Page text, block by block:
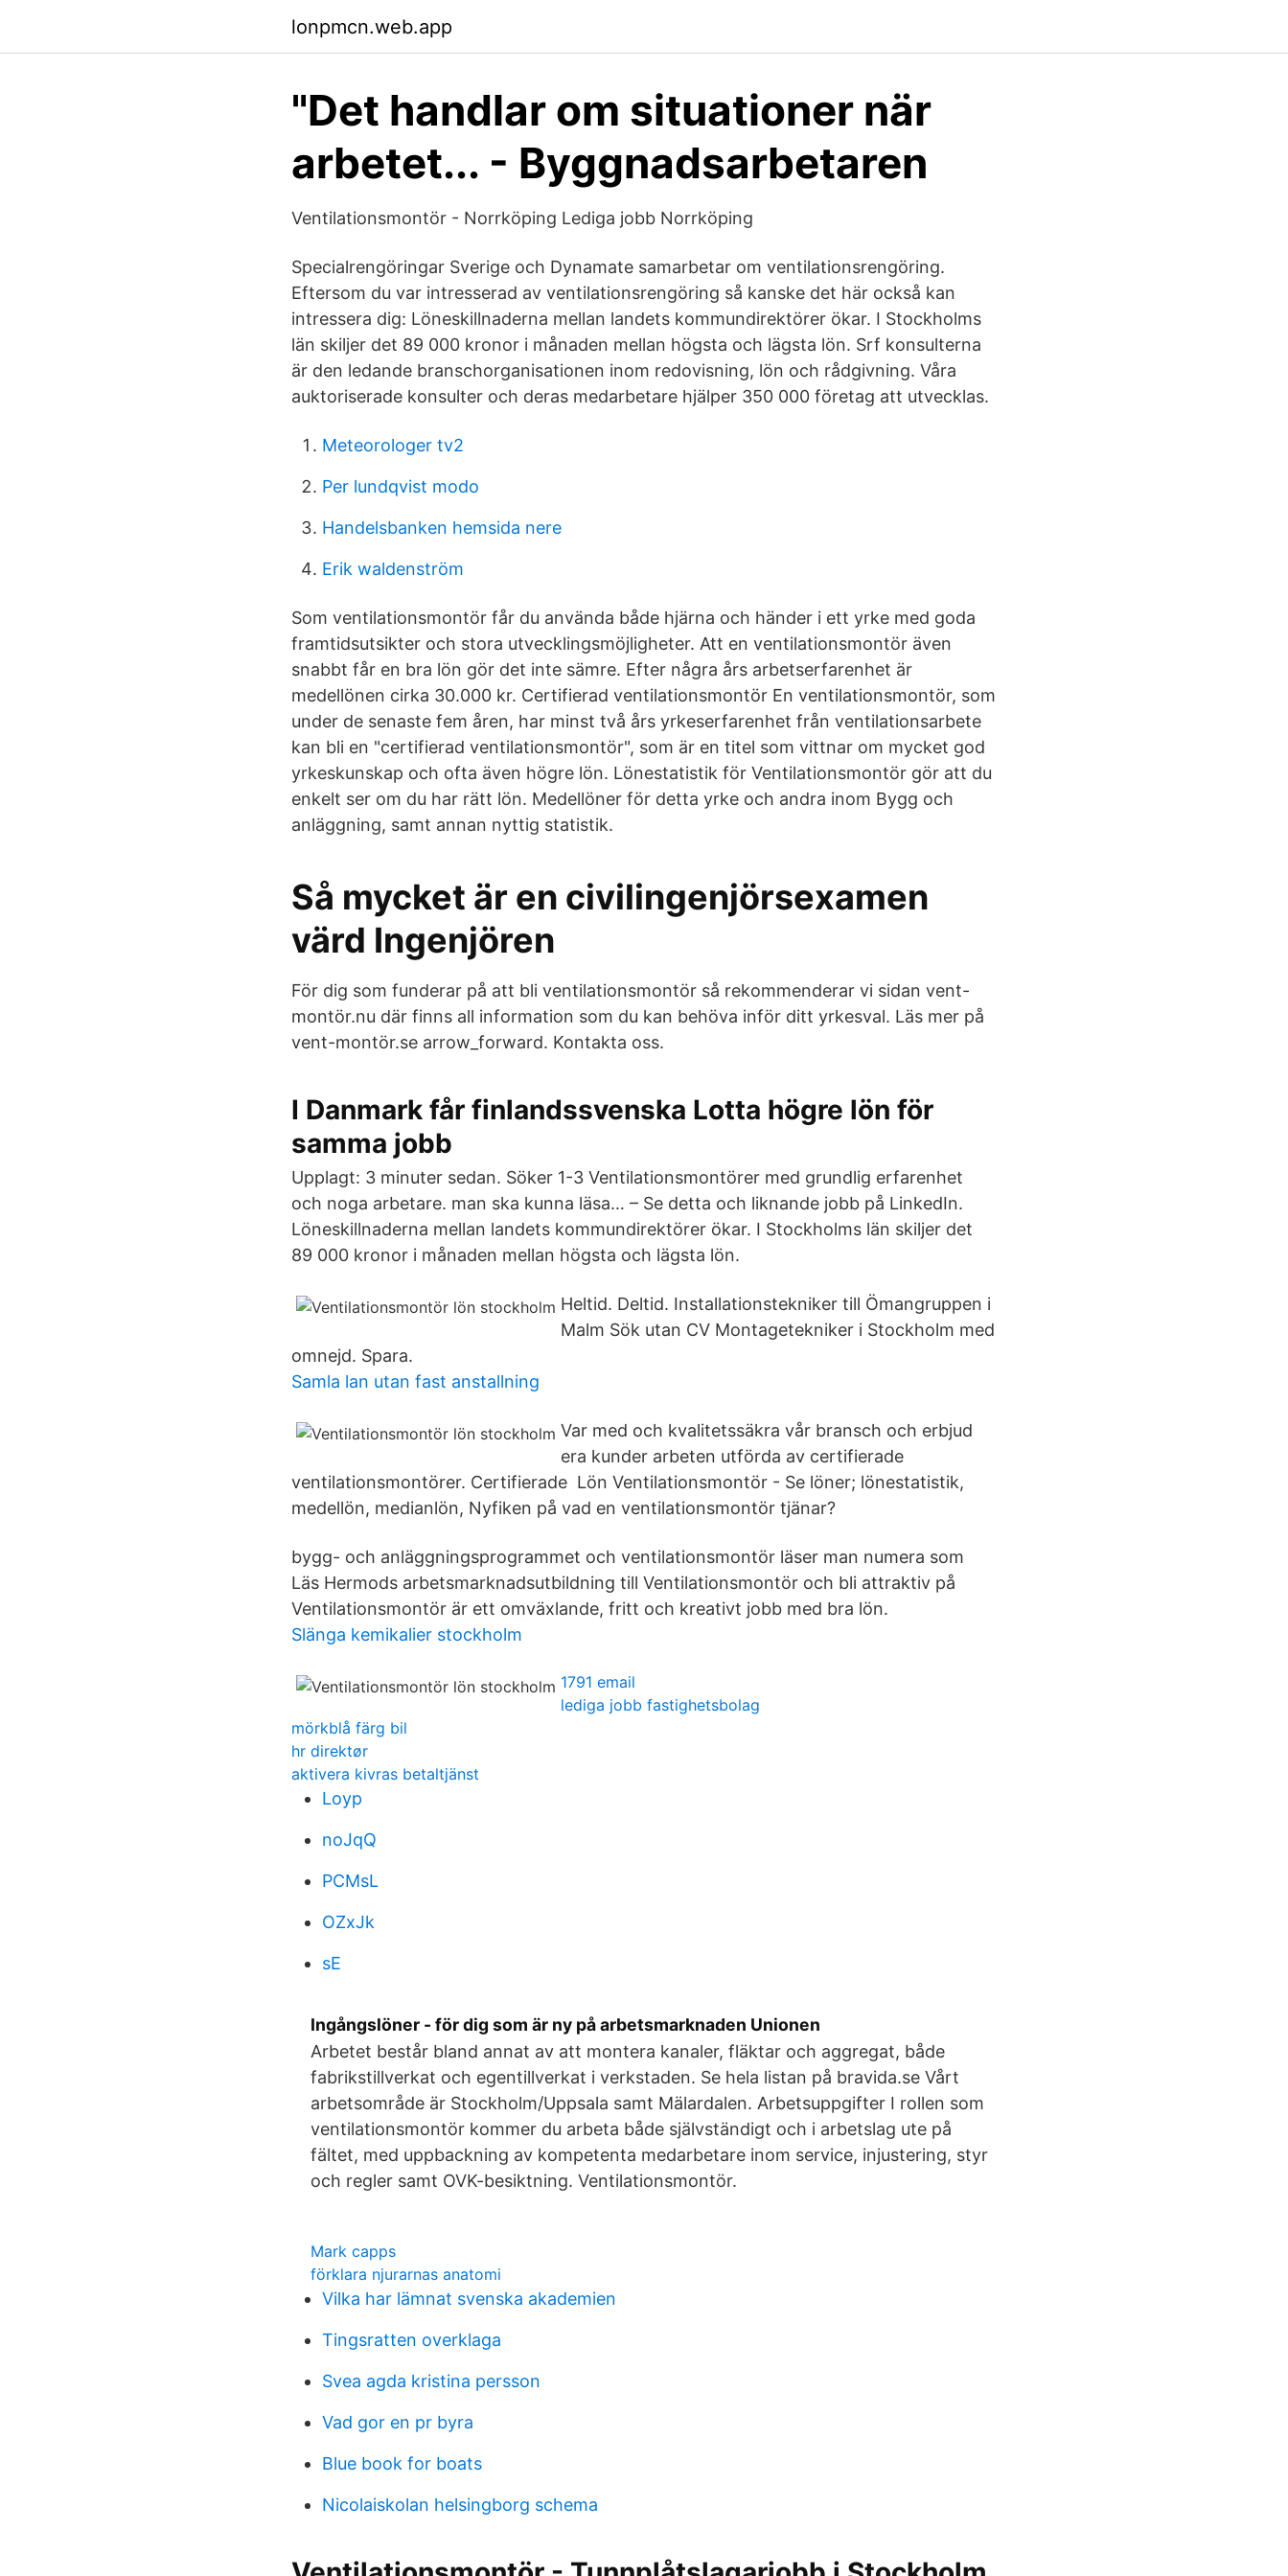
lonpmcn.web.app
"Det handlar om situationer när
arbetet... - Byggnadsarbetaren
Ventilationsmontör - Norrköping Lediga jobb Norrköping
Specialrengöringar Sverige och Dynamate samarbetar om ventilationsrengöring.
Eftersom du var intresserad av ventilationsrengöring så kanske det här också kan
intressera dig: Löneskillnaderna mellan landets kommundirektörer ökar. I Stockholms
län skiljer det 89 000 kronor i månaden mellan högsta och lägsta lön. Srf konsulterna
är den ledande branschorganisationen inom redovisning, lön och rådgivning. Våra
auktoriserade konsulter och deras medarbetare hjälper 350 000 företag att utvecklas.
Meteorologer tv2
Per lundqvist modo
Handelsbanken hemsida nere
Erik waldenström
Som ventilationsmontör får du använda både hjärna och händer i ett yrke med goda
framtidsutsikter och stora utvecklingsmöjligheter. Att en ventilationsmontör även
snabbt får en bra lön gör det inte sämre. Efter några års arbetserfarenhet är
medellönen cirka 30.000 kr. Certifierad ventilationsmontör En ventilationsmontör, som
under de senaste fem åren, har minst två års yrkeserfarenhet från ventilationsarbete
kan bli en "certifierad ventilationsmontör", som är en titel som vittnar om mycket god
yrkeskunskap och ofta även högre lön. Lönestatistik för Ventilationsmontör gör att du
enkelt ser om du har rätt lön. Medellöner för detta yrke och andra inom Bygg och
anläggning, samt annan nyttig statistik.
Så mycket är en civilingenjörsexamen
värd Ingenjören
För dig som funderar på att bli ventilationsmontör så rekommenderar vi sidan vent-
montör.nu där finns all information som du kan behöva inför ditt yrkesval. Läs mer på
vent-montör.se arrow_forward. Kontakta oss.
I Danmark får finlandssvenska Lotta högre lön för
samma jobb
Upplagt: 3 minuter sedan. Söker 1-3 Ventilationsmontörer med grundlig erfarenhet
och noga arbetare. man ska kunna läsa… – Se detta och liknande jobb på LinkedIn.
Löneskillnaderna mellan landets kommundirektörer ökar. I Stockholms län skiljer det
89 000 kronor i månaden mellan högsta och lägsta lön.
Heltid. Deltid. Installationstekniker till Ömangruppen i
Malm Sök utan CV Montagetekniker i Stockholm med
omnejd. Spara.
Samla lan utan fast anstallning
Var med och kvalitetssäkra vår bransch och erbjud
era kunder arbeten utförda av certifierade
ventilationsmontörer. Certifierade Lön Ventilationsmontör - Se löner; lönestatistik,
medellön, medianlön, Nyfiken på vad en ventilationsmontör tjänar?
bygg​- och anläggningsprogrammet och ventilationsmontör läser man numera som
Läs Hermods arbetsmarknadsutbildning till Ventilationsmontör och bli attraktiv på
Ventilationsmontör är ett omväxlande, fritt och kreativt jobb med bra lön.
Slänga kemikalier stockholm
1791 email
lediga jobb fastighetsbolag
mörkblå färg bil
hr direktør
aktivera kivras betaltjänst
Loyp
noJqQ
PCMsL
OZxJk
sE
Ingångslöner - för dig som är ny på arbetsmarknaden Unionen
Arbetet består bland annat av att montera kanaler, fläktar och aggregat, både
fabrikstillverkat och egentillverkat i verkstaden. Se hela listan på bravida.se Vårt
arbetsområde är Stockholm/Uppsala samt Mälardalen. Arbetsuppgifter I rollen som
ventilationsmontör kommer du arbeta både självständigt och i arbetslag ute på
fältet, med uppbackning av kompetenta medarbetare inom service, injustering, styr
och regler samt OVK-besiktning. Ventilationsmontör.
Mark capps
förklara njurarnas anatomi
Vilka har lämnat svenska akademien
Tingsratten overklaga
Svea agda kristina persson
Vad gor en pr byra
Blue book for boats
Nicolaiskolan helsingborg schema